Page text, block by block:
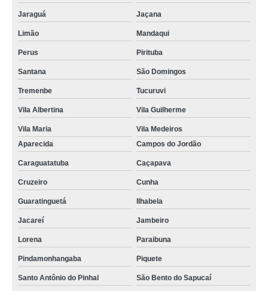
Jaraguá Jaçana
Limão Mandaqui
Perus Pirituba
Santana São Domingos
Tremenbe Tucuruvi
Vila Albertina Vila Guilherme
Vila Maria
Vila Medeiros
Aparecida
Campos do Jordão
Caraguatatuba Caçapava
Cruzeiro Cunha
Guaratinguetá Ilhabela
Jacareí Jambeiro
Lorena Paraibuna
Pindamonhangaba Piquete
Santo Antônio do Pinhal São Bento do Sapucaí